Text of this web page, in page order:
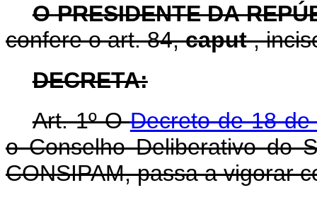
O PRESIDENTE DA
confere o art. 84,caput,
DECRETA:
Art. 1º ODecreto de 18
o Conselho Deliberativo do
CONSIPAM, passa a vigorar